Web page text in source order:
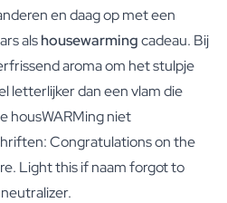
en daag op met een
alshousewarmingcadeau. Bij
aroma om het stulpje
letterlijker dan een vlam die
housWARMing niet
Congratulations on the
Light this if naam forgot to